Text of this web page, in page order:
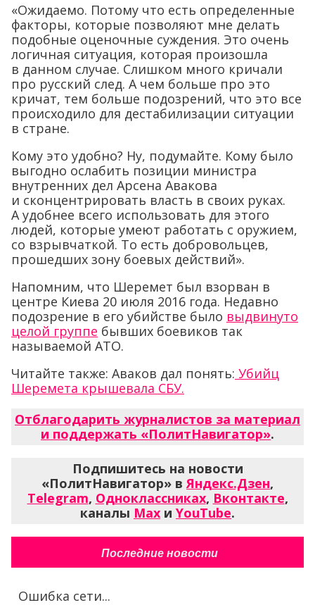
«Ожидаемо. Потому что есть определенные
факторы, которые позволяют мне делать
подобные оценочные суждения. Это очень
логичная ситуация, которая произошла
в данном случае. Слишком много кричали
про русский след. А чем больше про это
кричат, тем больше подозрений, что это все
происходило для дестабилизации ситуации
в стране.
Кому это удобно? Ну, подумайте. Кому было
выгодно ослабить позиции министра
внутренних дел Арсена Авакова
и сконцентрировать власть в своих руках.
А удобнее всего использовать для этого
людей, которые умеют работать с оружием,
со взрывчаткой. То есть добровольцев,
прошедших зону боевых действий».
Напомним, что Шеремет был взорван в
центре Киева 20 июля 2016 года. Недавно
подозрение в его убийстве было выдвинуто
целой группе бывших боевиков так
называемой АТО.
Читайте также: Аваков дал понять: Убийц
Шеремета крышевала СБУ.
Отблагодарить журналистов за материал
и поддержать «ПолитНавигатор».
Подпишитесь на новости
«ПолитНавигатор» вЯндекс.Дзен,
Telegram, Одноклассниках, Вконтакте,
каналы Max и YouTube.
Последние новости
Ошибка сети...